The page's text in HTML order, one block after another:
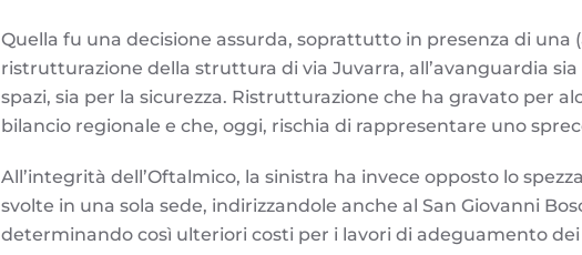
Quella fu una decisione assurda, soprattutto in presenza di una
ristrutturazione della struttura di via Juvarra, all’avanguardia sia
spazi, sia per la sicurezza. Ristrutturazione che ha gravato per
bilancio regionale e che, oggi, rischia di rappresentare uno
All’integrità dell’Oftalmico, la sinistra ha invece opposto lo
svolte in una sola sede, indirizzandole anche al San Giovanni
determinando così ulteriori costi per i lavori di adeguamento